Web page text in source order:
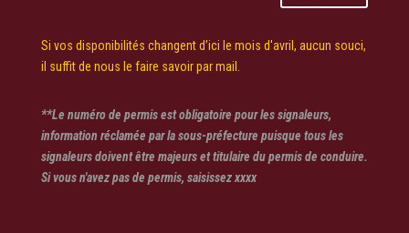
Si vos disponibilités changent d’ici le mois d'avril, aucun souci,
il suffit de nous le faire savoir par mail.
**Le numéro de permis est obligatoire pour les signaleurs,
information réclamée par la sous-préfecture puisque tous les
signaleurs doivent être majeurs et titulaire du permis de conduire.
Si vous n'avez pas de permis, saisissez xxxx